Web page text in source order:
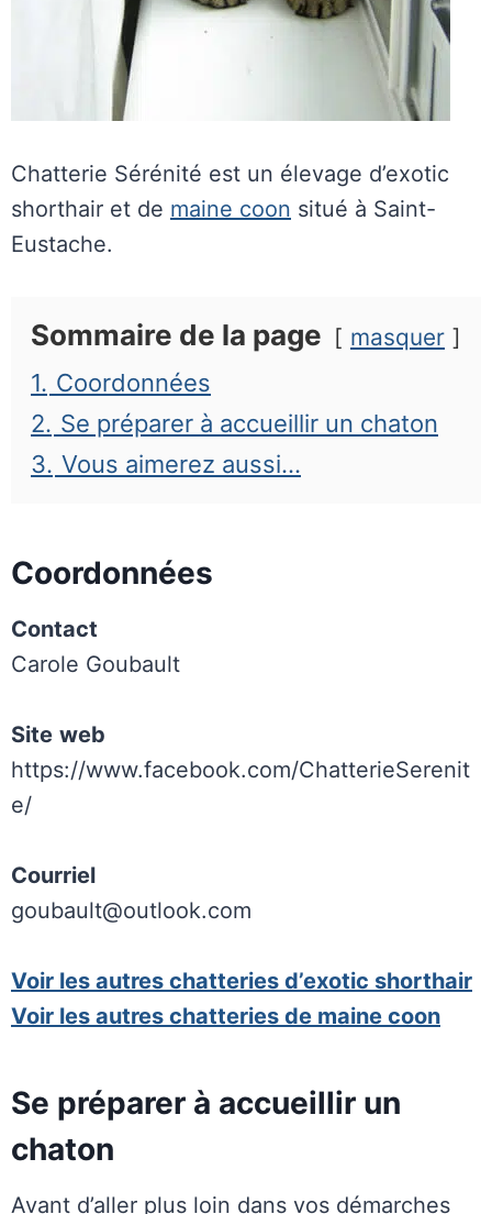
Chatterie Sérénité est un élevage d’exotic
shorthair et de maine coon situé à Saint-
Eustache.
Sommaire de la page masquer
1. Coordonnées
2. Se préparer à accueillir un chaton
3. Vous aimerez aussi…
Coordonnées
Contact
Carole Goubault
Site web
https://www.facebook.com/ChatterieSerenit
e/
Courriel
goubault@outlook.com
Voir les autres chatteries d’exotic shorthair
Voir les autres chatteries de maine coon
Se préparer à accueillir un
chaton
Avant d’aller plus loin dans vos démarches